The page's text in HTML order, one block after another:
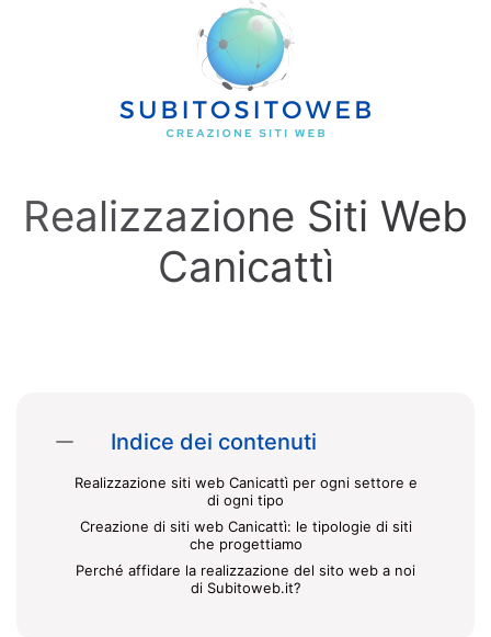
Skip to main content
Realizzazione Siti Web
Canicattì
Indice dei contenuti
Realizzazione siti web Canicattì per ogni settore e
di ogni tipo
Creazione di siti web Canicattì: le tipologie di siti
che progettiamo
Perché affidare la realizzazione del sito web a noi
di Subitoweb.it?